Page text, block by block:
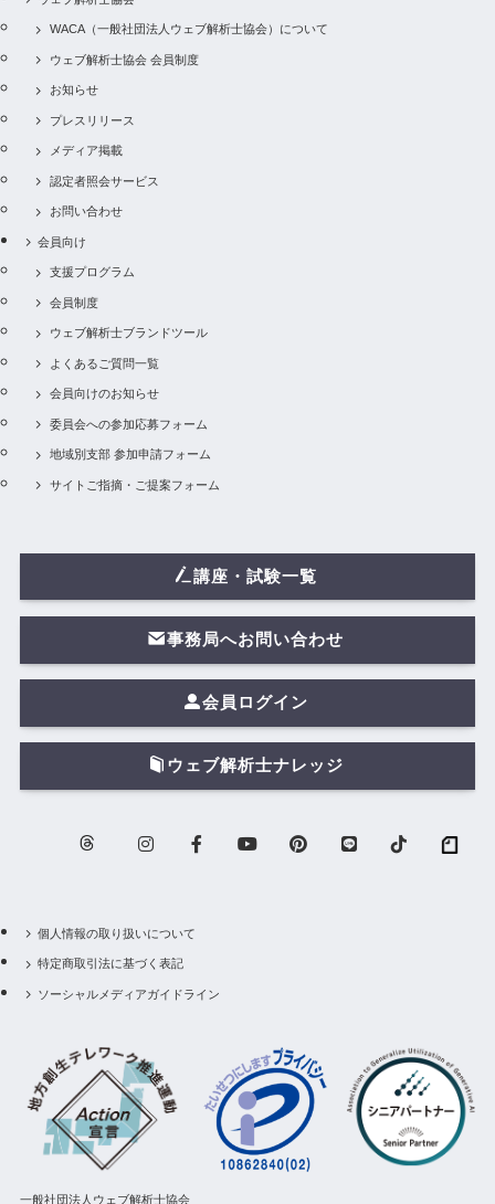
WACA（一般社団法人ウェブ解析士協会）について
ウェブ解析士協会 会員制度
お知らせ
プレスリリース
メディア掲載
認定者照会サービス
お問い合わせ
会員向け
支援プログラム
会員制度
ウェブ解析士ブランドツール
よくあるご質問一覧
会員向けのお知らせ
委員会への参加応募フォーム
地域別支部 参加申請フォーム
サイトご指摘・ご提案フォーム
講座・試験一覧
事務局へお問い合わせ
会員ログイン
ウェブ解析士ナレッジ
個人情報の取り扱いについて
特定商取引法に基づく表記
ソーシャルメディアガイドライン
一般社団法人ウェブ解析士協会